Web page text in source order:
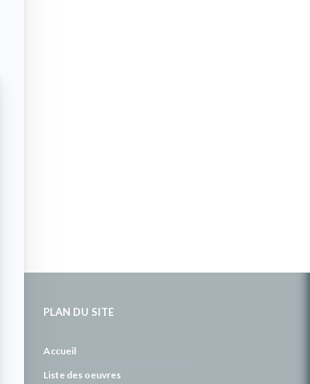
PLAN DU SITE
Accueil
Liste des oeuvres